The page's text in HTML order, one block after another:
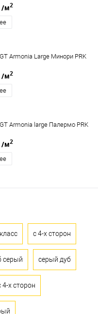
/м2
Armonia Large Минори PRK
/м2
Armonia large Палермо PRK
/м2
с 4-х сторон
серый серый дуб
4-х сторон